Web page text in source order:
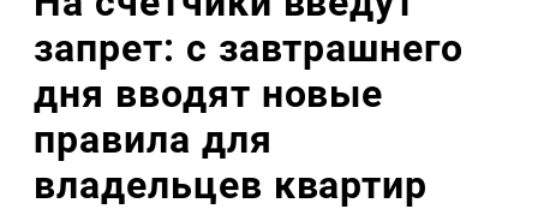
запрет: с завтрашнего
дня вводят новые
правила для
владельцев квартир